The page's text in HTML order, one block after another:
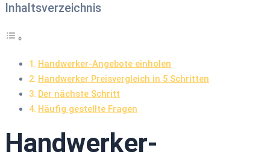
Inhaltsverzeichnis
Handwerker-Angebote einholen
Handwerker Preisvergleich in 5 Schritten
Der nächste Schritt
Häufig gestellte Fragen
Handwerker-